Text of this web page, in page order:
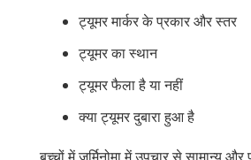
ट्यूमर मार्कर के प्रकार और स्तर
ट्यूमर का स्थान
ट्यूमर फैला है या नहीं
क्या ट्यूमर दुबारा हुआ है
बच्चों में जर्मिनोमा में उपचार से सामान्य और